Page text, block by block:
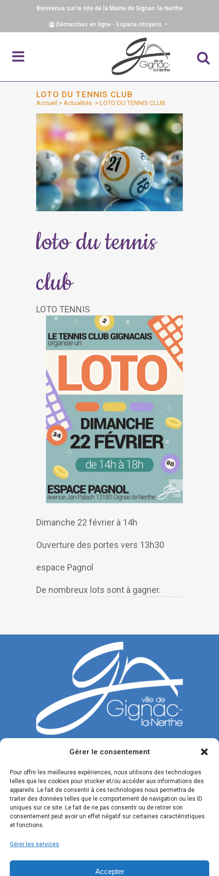
Gérer le consentement
Pour offrir les meilleures expériences, nous utilisons des technologies
telles que les cookies pour stocker et/ou accéder aux informations des
appareils. Le fait de consentir à ces technologies nous permettra de
traiter des données telles que le comportement de navigation ou les ID
uniques sur ce site. Le fait de ne pas consentir ou de retirer son
consentement peut avoir un effet négatif sur certaines caractéristiques
et fonctions.
Gérer les services
Accepter
Bienvenue sur le site de la Mairie de Gignac-la-Nerthe
Démarches en ligne - Espace citoyens •
LOTO DU TENNIS CLUB
Accueil > Actualités > LOTO DU TENNIS CLUB
loto du tennis
club
LOTO TENNIS
Dimanche 22 février à 14h
Ouverture des portes vers 13h30
espace Pagnol
De nombreux lots sont à gagner.
CONTACTEZ-NOUS
Tél. : 04 42 77 00 00
Du lundi au jeudi : de 8h30 à 12h et de 13h30 à 17h.
Vendredi : de 8h30 à 12h et de 13h30 à 16h.
SUIVEZ-NOUS !